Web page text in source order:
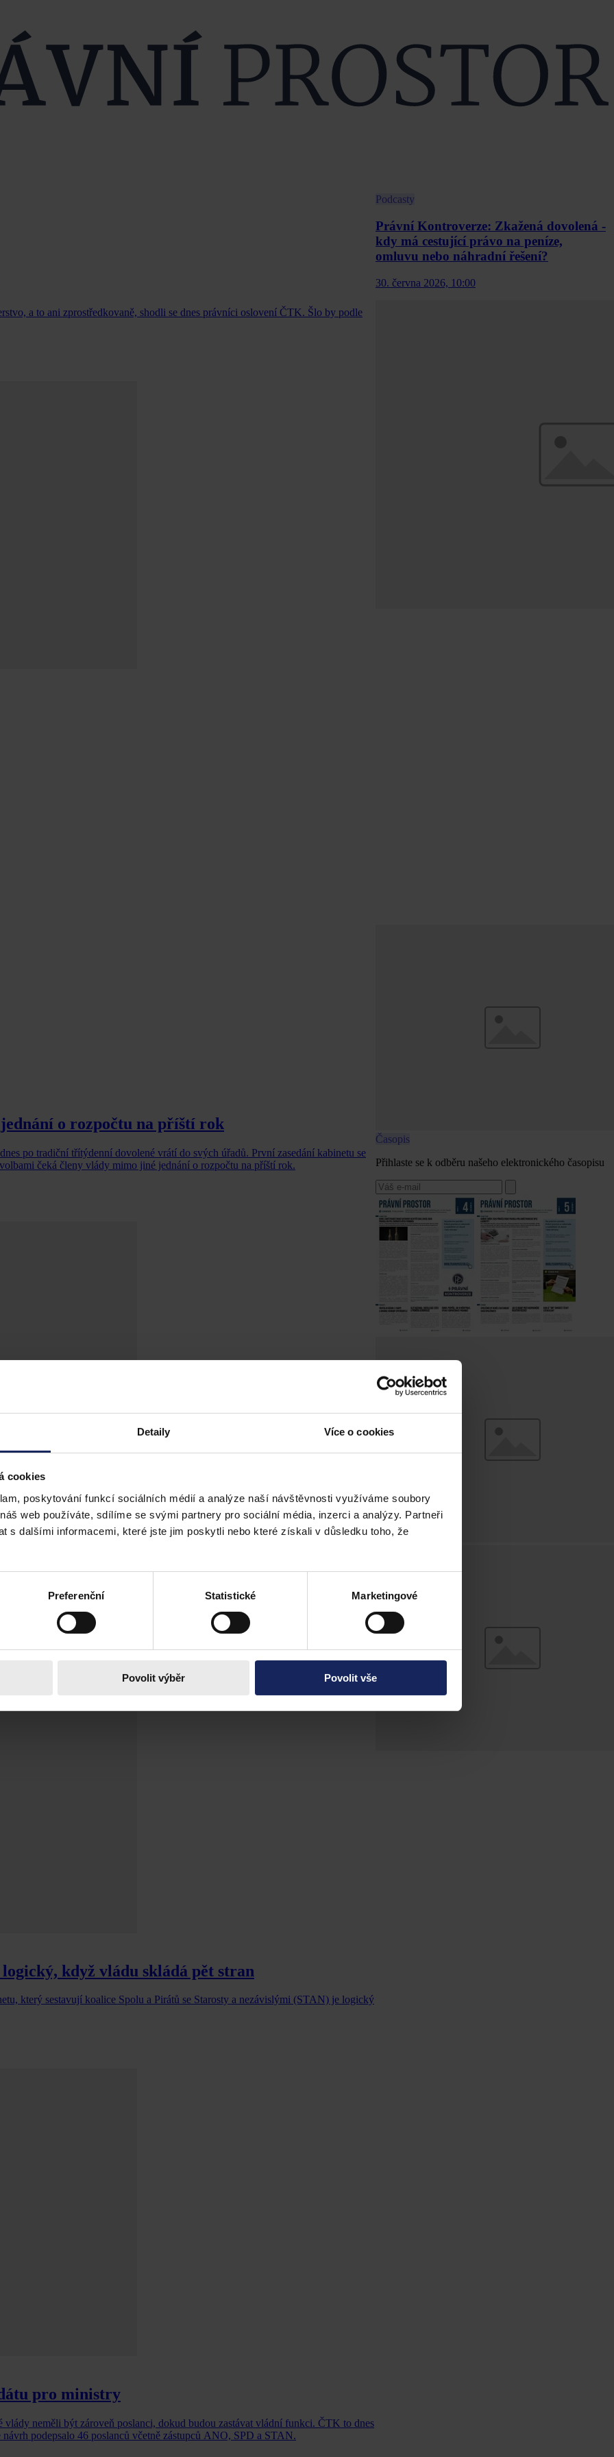
Detaily Více o cookies
cookies
poskytování funkcí sociálních médií a analýze naší návštěvnosti využíváme soubory
web používáte, sdílíme se svými partnery pro sociální média, inzerci a analýzy. Partneři
s dalšími informacemi, které jste jim poskytli nebo které získali v důsledku toho, že
Preferenční Statistické Marketingové
Povolit výběr Povolit vše
a to ani zprostředkovaně, shodli se dnes právníci oslovení ČTK. Šlo by podle
o rozpočtu na příští rok
po tradiční třítýdenní dovolené vrátí do svých úřadů. První zasedání kabinetu se
čeká členy vlády mimo jiné jednání o rozpočtu na příští rok.
i hledat, co je možné zrušit
vlády Michal Šalomoun (za Piráty) chce dbát na kvalitu vládních návrhů, jejich
když vládu skládá pět stran
který sestavují koalice Spolu a Pirátů se Starosty a nezávislými (STAN) je logický
pro ministry
neměli být zároveň poslanci, dokud budou zastávat vládní funkci. ČTK to dnes
podepsalo 46 poslanců včetně zástupců ANO, SPD a STAN.
Podcasty
Právní Kontroverze: Zkažená dovolená -
kdy má cestující právo na peníze,
omluvu nebo náhradní řešení?
30. června 2026, 10:00
Časopis
Přihlaste se k odběru našeho elektronického časopisu